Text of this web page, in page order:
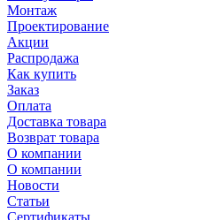
Монтаж
Проектирование
Акции
Распродажа
Как купить
Заказ
Оплата
Доставка товара
Возврат товара
О компании
О компании
Новости
Статьи
Сертификаты